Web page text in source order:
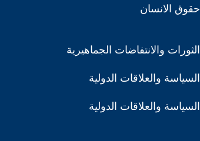
حقوق الانسان
الثورات والانتفاضات الجماهيرية
السياسة والعلاقات الدولية
السياسة والعلاقات الدولية